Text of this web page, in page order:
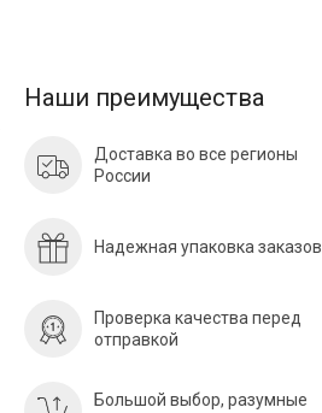
Наши преимущества
Доставка во все регионы
России
Надежная упаковка заказов
Проверка качества перед
отправкой
Большой выбор, разумные